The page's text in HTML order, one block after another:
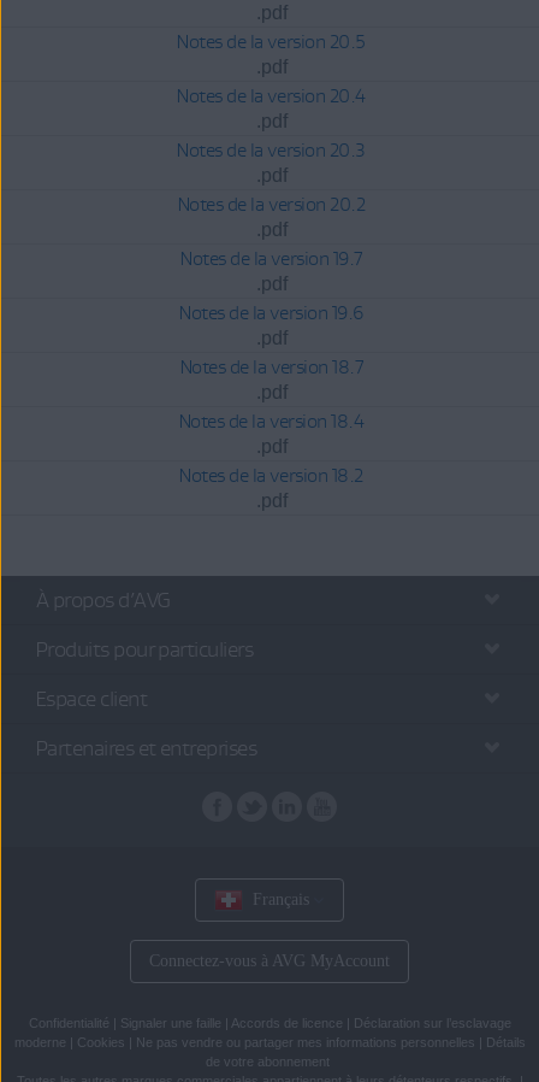
.pdf
Notes de la version 20.5
.pdf
Notes de la version 20.4
.pdf
Notes de la version 20.3
.pdf
Notes de la version 20.2
.pdf
Notes de la version 19.7
.pdf
Notes de la version 19.6
.pdf
Notes de la version 18.7
.pdf
Notes de la version 18.4
.pdf
Notes de la version 18.2
.pdf
À propos d’AVG
Produits pour particuliers
Espace client
Partenaires et entreprises
Français
Connectez-vous à AVG MyAccount
Confidentialité | Signaler une faille | Accords de licence | Déclaration sur l’esclavage
moderne
| Cookies | Ne pas vendre ou partager mes informations personnelles | Détails
de votre abonnement